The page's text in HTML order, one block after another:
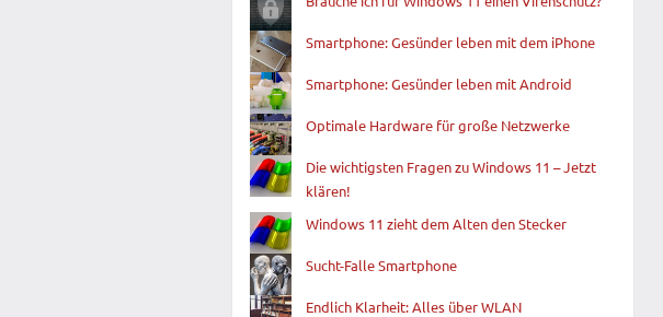
Smartphone: Gesünder leben mit dem iPhone
Smartphone: Gesünder leben mit Android
Optimale Hardware für große Netzwerke
Die wichtigsten Fragen zu Windows 11 – Jetzt
klären!
Windows 11 zieht dem Alten den Stecker
Sucht-Falle Smartphone
Endlich Klarheit: Alles über WLAN